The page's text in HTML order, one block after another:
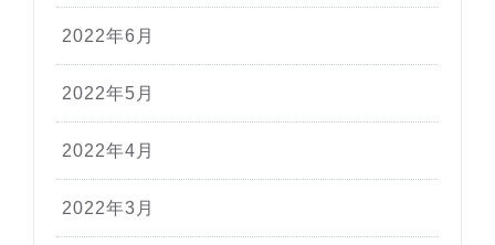
2022年6月
2022年5月
2022年4月
2022年3月